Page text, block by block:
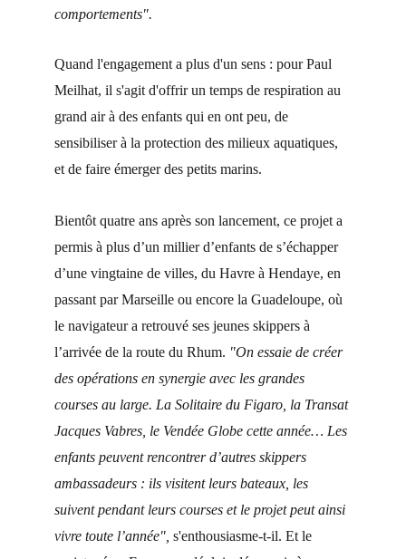
comportements".
Quand l'engagement a plus d'un sens : pour Paul
Meilhat, il s'agit d'offrir un temps de respiration au
grand air à des enfants qui en ont peu, de
sensibiliser à la protection des milieux aquatiques,
et de faire émerger des petits marins.
Bientôt quatre ans après son lancement, ce projet a
permis à plus d’un millier d’enfants de s’échapper
d’une vingtaine de villes, du Havre à Hendaye, en
passant par Marseille ou encore la Guadeloupe, où
le navigateur a retrouvé ses jeunes skippers à
l’arrivée de la route du Rhum. "On essaie de créer
des opérations en synergie avec les grandes
courses au large. La Solitaire du Figaro, la Transat
Jacques Vabres, le Vendée Globe cette année… Les
enfants peuvent rencontrer d’autres skippers
ambassadeurs : ils visitent leurs bateaux, les
suivent pendant leurs courses et le projet peut ainsi
vivre toute l’année", s'enthousiasme-t-il. Et le